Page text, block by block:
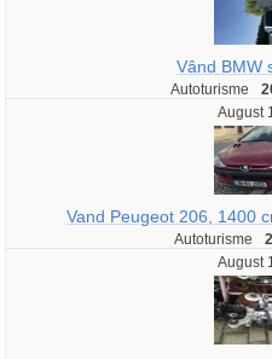
Vând BMW
Autoturisme
August
Vand Peugeot 206, 1400
Autoturisme
August